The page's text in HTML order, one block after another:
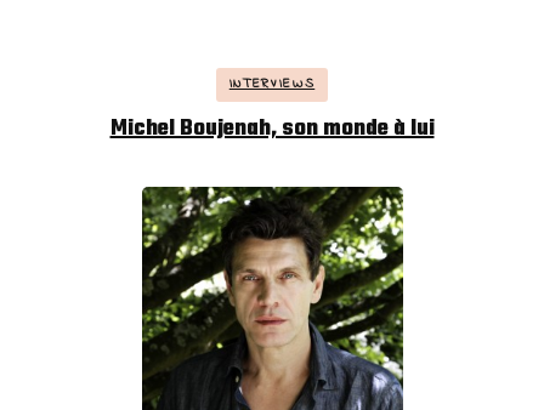
INTERVIEWS
Michel Boujenah, son monde à lui